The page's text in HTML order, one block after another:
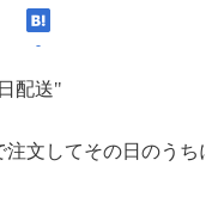
-
配送"
注文してその日のう